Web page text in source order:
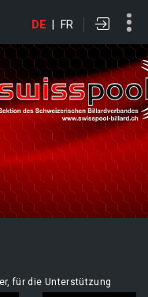
DE | FR
für die Unterstützung